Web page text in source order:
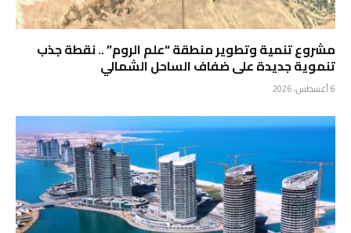
مشروع تنمية وتطوير منطقة “علم الروم” .. نقطة جذب
تنموية جديدة على ضفاف الساحل الشمالي
6 أغسطس، 2026